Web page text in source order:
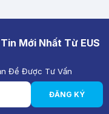
Bảo Vệ Kép BMS Của
vs Pin Ắc Quy: Loại
Mới Nhất Từ EUS
Để Được Tư Vấn
ĐĂNG KÝ